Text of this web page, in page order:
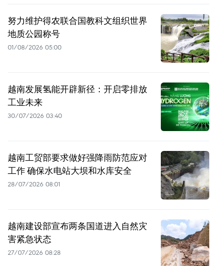
努力维护得农联合国教科文组织世界
地质公园称号
01/08/2026 05:00
越南发展氢能开辟新径：开启零排放
工业未来
30/07/2026 03:40
越南工贸部要求做好强降雨防范应对
工作 确保水电站大坝和水库安全
28/07/2026 08:01
越南建设部宣布两条国道进入自然灾
害紧急状态
27/07/2026 08:28